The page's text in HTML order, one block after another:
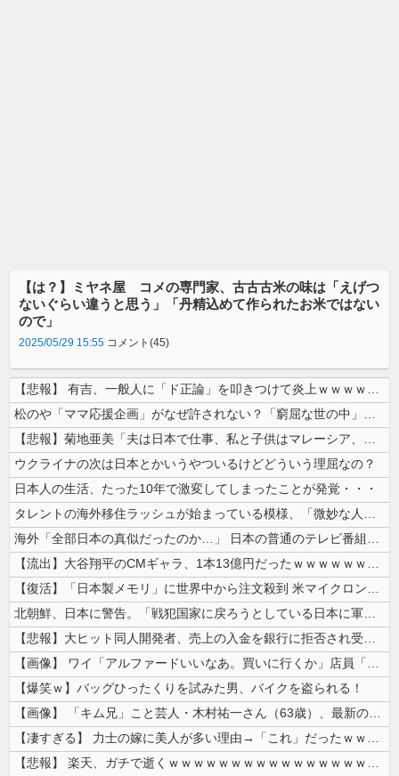
【は？】ミヤネ屋 コメの専門家、古古古米の味は「えげつ
ないぐらい違うと思う」「丹精込めて作られたお米ではない
ので」
2025/05/29 15:55 コメント(45)
【悲報】 有吉、一般人に「ド正論」を叩きつけて炎上ｗｗｗｗｗｗｗｗ
松のや「ママ応援企画」がなぜ許されない？「窮屈な世の中」に住む不幸、「...
【悲報】菊地亜美「夫は日本で仕事、私と子供はマレーシア、夫は毎月会いに...
ウクライナの次は日本とかいうやついるけどどういう理屈なの？
日本人の生活、たった10年で激変してしまったことが発覚・・・
タレントの海外移住ラッシュが始まっている模様、「微妙な人ばっかで憧れな...
海外「全部日本の真似だったのか…」 日本の普通のテレビ番組が最新SNS...
【流出】大谷翔平のCMギャラ、1本13億円だったｗｗｗｗｗｗｗｗｗ
【復活】「日本製メモリ」に世界中から注文殺到 米マイクロンが１兆５００...
北朝鮮、日本に警告。「戦犯国家に戻ろうとしている日本に軍事的選択肢を検...
【悲報】大ヒット同人開発者、売上の入金を銀行に拒否され受け取れず、多額...
【画像】 ワイ「アルファードいいなあ。買いに行くか」店員「ほいっ見積も...
【爆笑ｗ】バッグひったくりを試みた男、バイクを盗られる！
【画像】 「キム兄」こと芸人・木村祐一さん（63歳）、最新の松本人志さ...
【凄すぎる】 力士の嫁に美人が多い理由→「これ」だったｗｗｗｗｗｗｗ
【悲報】 楽天、ガチで逝くｗｗｗｗｗｗｗｗｗｗｗｗｗｗｗｗｗｗｗｗ